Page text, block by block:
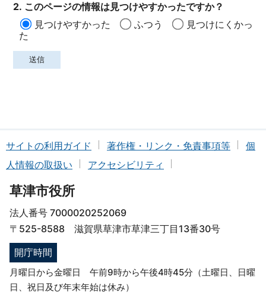
2. このページの情報は見つけやすかったですか？
見つけやすかった
ふつう
見つけにくかっ
た
サイトの利用ガイド 著作権・リンク・免責事項等
個
人情報の取扱い
アクセシビリティ
草津市役所
法人番号 7000020252069
〒525-8588 滋賀県草津市草津三丁目13番30号
開庁時間
月曜日から金曜日 午前9時から午後4時45分（土曜日、日曜
日、祝日及び年末年始は休み）